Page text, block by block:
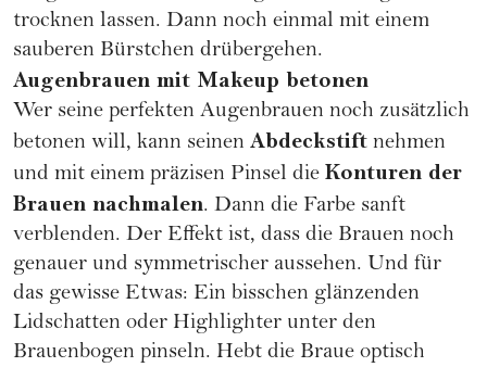
trocknen lassen. Dann noch einmal mit einem
sauberen Bürstchen drübergehen.
Augenbrauen mit Makeup betonen
Wer seine perfekten Augenbrauen noch zusätzlich
betonen will, kann seinen Abdeckstift nehmen
und mit einem präzisen Pinsel die Konturen der
Brauen nachmalen. Dann die Farbe sanft
verblenden. Der Effekt ist, dass die Brauen noch
genauer und symmetrischer aussehen. Und für
das gewisse Etwas: Ein bisschen glänzenden
Lidschatten oder Highlighter unter den
Brauenbogen pinseln. Hebt die Braue optisch